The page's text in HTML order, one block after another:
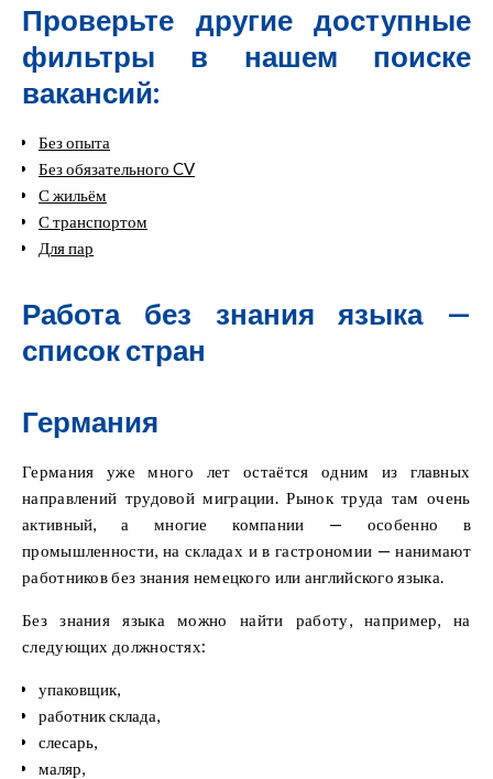
Проверьте другие доступные
фильтры в нашем поиске
вакансий:
Без опыта
Без обязательного CV
С жильём
С транспортом
Для пар
Работа без знания языка —
список стран
Германия
Германия уже много лет остаётся одним из главных
направлений трудовой миграции. Рынок труда там очень
активный, а многие компании — особенно в
промышленности, на складах и в гастрономии — нанимают
работников без знания немецкого или английского языка.
Без знания языка можно найти работу, например, на
следующих должностях:
упаковщик,
работник склада,
слесарь,
маляр,